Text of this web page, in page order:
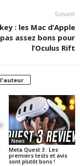
Suivant
: les Mac d’Apple
pas assez bons pour
l’Oculus Rift
l'auteur
News
Meta Quest 3 : Les
premiers tests et avis
sont plutôt bons !